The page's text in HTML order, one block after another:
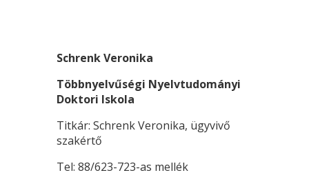
Schrenk Veronika
Többnyelvűségi Nyelvtudományi
Doktori Iskola
Titkár: Schrenk Veronika, ügyvivő
szakértő
Tel: 88/623-723-as mellék